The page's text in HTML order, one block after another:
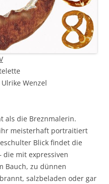
Wenzel
als die Breznmalerin.
meisterhaft portraitiert
Blick findet die
die mit expressiven
Bauch, zu dünnen
salzbeladen oder gar